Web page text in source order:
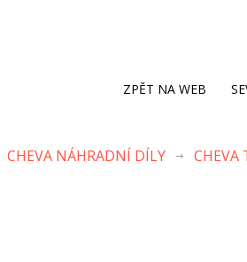
ZPĚT NA WEB
CHEVA NÁHRADNÍ DÍLY CHEVA